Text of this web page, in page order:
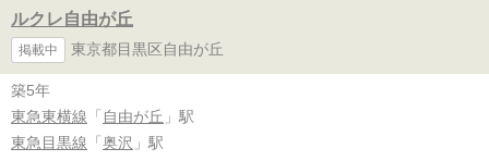
ルクレ自由が丘
掲載中 東京都目黒区自由が丘
築5年
東急東横線 「 自由が丘 」駅
東急目黒線 「 奥沢 」駅